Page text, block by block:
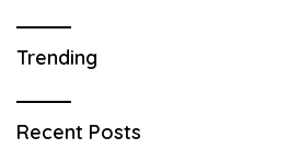
Trending
Recent Posts